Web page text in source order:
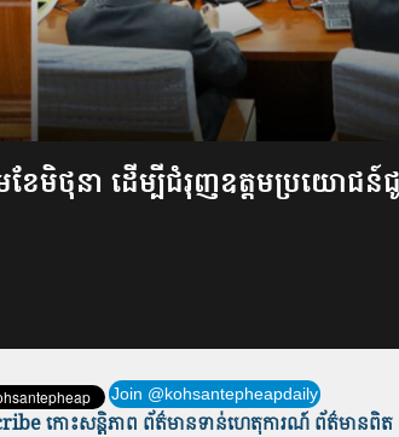
ែ​មិថុនា​ ដើម្បី​ជំរុញ​ឧត្តម​ប្រយោជន៍​
Join @kohsantepheapdaily
កោះសន្តិភាព ព័ត៌មាន​ទាន់​ហេតុការណ៍ ព័ត៌មានពិត